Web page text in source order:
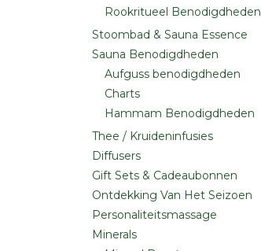
Rookritueel Benodigdheden
Stoombad & Sauna Essence
Sauna Benodigdheden
Aufguss benodigdheden
Charts
Hammam Benodigdheden
Thee / Kruideninfusies
Diffusers
Gift Sets & Cadeaubonnen
Ontdekking Van Het Seizoen
Personaliteitsmassage
Minerals